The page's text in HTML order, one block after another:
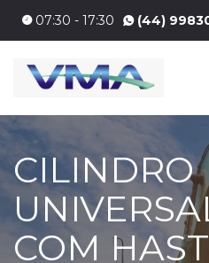
07:30 - 17:30 (44)
CILINDRO
COM